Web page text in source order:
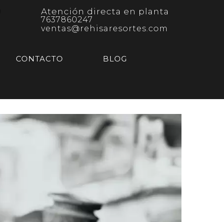
Atención directa en planta
7637860247
ventas@rehisaresortes.com
CONTACTO BLOG